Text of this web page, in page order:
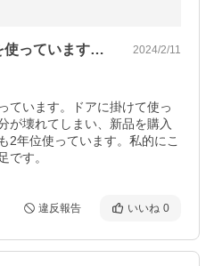
かなり前からこの商品を使っています。ド… 2024/2/11
ています。ドアに掛けて使っ
が壊れてしまい、新品を購入
2年位使っています。私的にこ
です。
違反報告 いいね 0